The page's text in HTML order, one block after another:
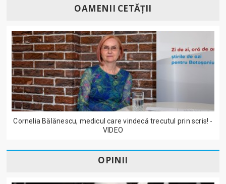
OAMENII CETĂȚII
Cornelia Bălănescu, medicul care vindecă trecutul prin scris! -
VIDEO
OPINII